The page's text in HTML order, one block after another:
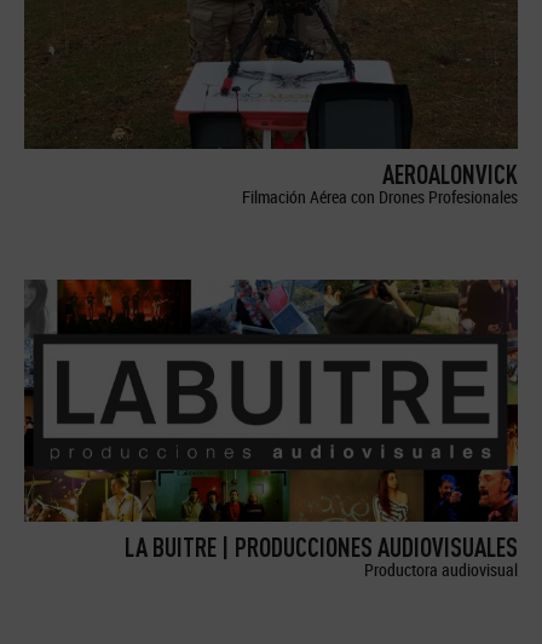
AEROALONVICK
Filmación Aérea con Drones Profesionales
LA BUITRE | PRODUCCIONES AUDIOVISUALES
Productora audiovisual